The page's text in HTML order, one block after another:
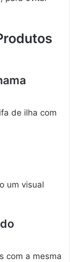
de ilha com
um visual
com a mesma